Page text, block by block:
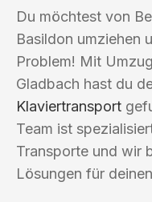
Du möchtest von
Basildon umziehen
Problem! Mit
Gladbach hast du
Klaviertransport
Team ist
Transporte und wir
Lösungen für